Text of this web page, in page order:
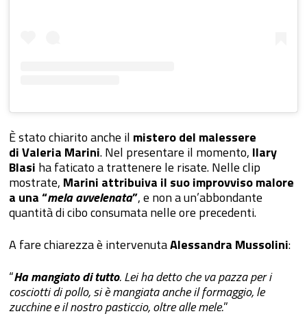
È stato chiarito anche il mistero del malessere
di Valeria Marini. Nel presentare il momento, Ilary
Blasi ha faticato a trattenere le risate. Nelle clip
mostrate, Marini attribuiva il suo improvviso malore
a una “mela avvelenata”, e non a un’abbondante
quantità di cibo consumata nelle ore precedenti.
A fare chiarezza è intervenutaAlessandra Mussolini:
“Ha mangiato di tutto. Lei ha detto che va pazza per i
cosciotti di pollo, si è mangiata anche il formaggio, le
zucchine e il nostro pasticcio, oltre alle mele.”